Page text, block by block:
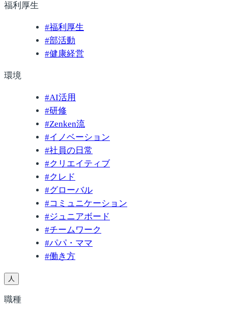
福利厚生
#福利厚生
#部活動
#健康経営
環境
#AI活用
#研修
#Zenken流
#イノベーション
#社員の日常
#クリエイティブ
#クレド
#グローバル
#コミュニケーション
#ジュニアボード
#チームワーク
#パパ・ママ
#働き方
人
職種